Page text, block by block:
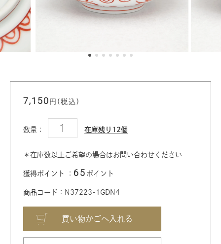
7,150 円(税込)
数量： 在庫残り12個
＊在庫数以上ご希望の場合はお問い合わせください
獲得ポイント ： 65 ポイント
商品コード：N37223-1GDN4